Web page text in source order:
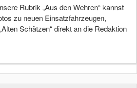
Rubrik „Aus den Wehren“ kannst
zu neuen Einsatzfahrzeugen,
Schätzen“ direkt an die Redaktion